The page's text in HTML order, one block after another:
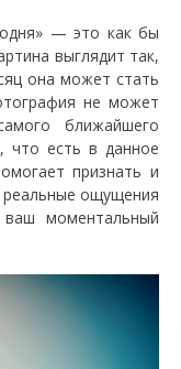
— это как бы
выглядит так,
она может стать
не может
ближайшего
что есть в данное
признать и
реальные ощущения
моментальный